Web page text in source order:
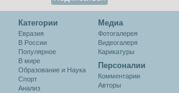
Категории
Евразия
В России
Популярное
В мире
Образование и Наука
Спорт
Анализ
Медиа
Фотогалерея
Видеогалеря
Карикатуры
Персоналии
Комментарии
Авторы